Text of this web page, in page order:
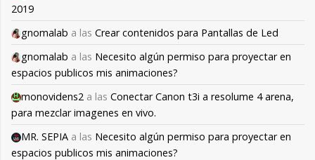
2019
gnomalab a las Crear contenidos para Pantallas de Led
gnomalab a las Necesito algún permiso para proyectar en
espacios publicos mis animaciones?
monovidens2 a las Conectar Canon t3i a resolume 4 arena,
para mezclar imagenes en vivo.
MR. SEPIA a las Necesito algún permiso para proyectar en
espacios publicos mis animaciones?